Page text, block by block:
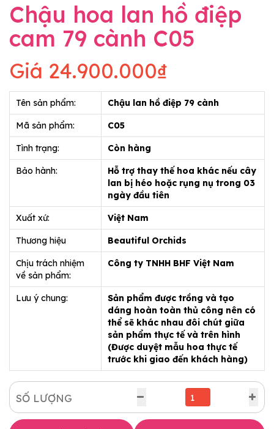
Chậu hoa lan hồ điệp
cam 79 cành C05
Giá 24.900.000₫
Tên sản phẩm: Chậu lan hồ điệp 79 cành
Mã sản phẩm: C05
Tình trạng: Còn hàng
Bảo hành:
Hỗ trợ thay thế hoa khác nếu cây
lan bị héo hoặc rụng nụ trong 03
ngày đầu tiên
Xuất xứ: Việt Nam
Thương hiệu Beautiful Orchids
Chịu trách nhiệm
về sản phẩm:
Công ty TNHH BHF Việt Nam
Lưu ý chung:
Sản phẩm được trồng và tạo
dáng hoàn toàn thủ công nên có
thể sẽ khác nhau đôi chút giữa
sản phẩm thực tế và trên hình
(Được duyệt mẫu hoa thực tế
trước khi giao đến khách hàng)
SỐ LƯỢNG